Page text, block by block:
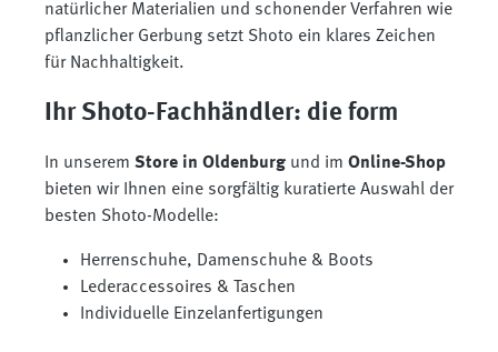
natürlicher Materialien und schonender Verfahren wie
pflanzlicher Gerbung setzt Shoto ein klares Zeichen
für Nachhaltigkeit.
Ihr Shoto-Fachhändler: die form
In unserem Store in Oldenburgund im Online-Shop
bieten wir Ihnen eine sorgfältig kuratierte Auswahl der
besten Shoto-Modelle:
Herrenschuhe, Damenschuhe & Boots
Lederaccessoires & Taschen
Individuelle Einzelanfertigungen